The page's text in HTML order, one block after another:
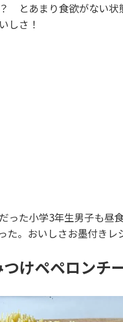
とあまり食欲がない状
しさ！
った小学3年生男子も昼
た。おいしさお墨付きレ
つけペペロンチ